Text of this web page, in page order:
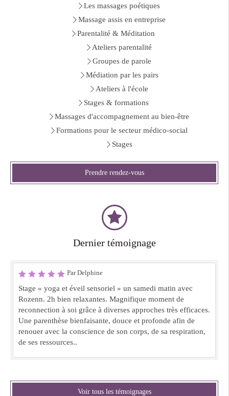
Les massages poétiques
Massage assis en entreprise
Parentalité & Méditation
Ateliers parentalité
Groupes de parole
Médiation par les pairs
Ateliers à l'école
Stages & formations
Massages d'accompagnement au bien-être
Formations pour le secteur médico-social
Stages
Prendre rendez-vous
Dernier témoignage
Par Delphine
Stage « yoga et éveil sensoriel » un samedi matin avec
Rozenn. 2h bien relaxantes. Magnifique moment de
reconnection à soi grâce à diverses approches très efficaces.
Une parenthèse bienfaisante, douce et profonde afin de
renouer avec la conscience de son corps, de sa respiration,
de ses ressources..
Voir tous les témoignages